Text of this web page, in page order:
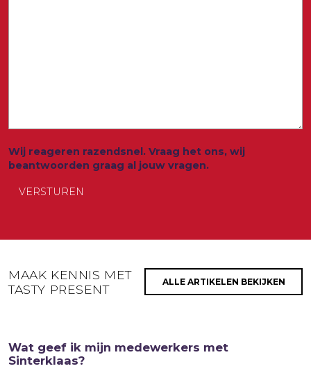
Wij reageren razendsnel. Vraag het ons, wij
beantwoorden graag al jouw vragen.
MAAK KENNIS MET
TASTY PRESENT
ALLE ARTIKELEN BEKIJKEN
Wat geef ik mijn medewerkers met
Sinterklaas?